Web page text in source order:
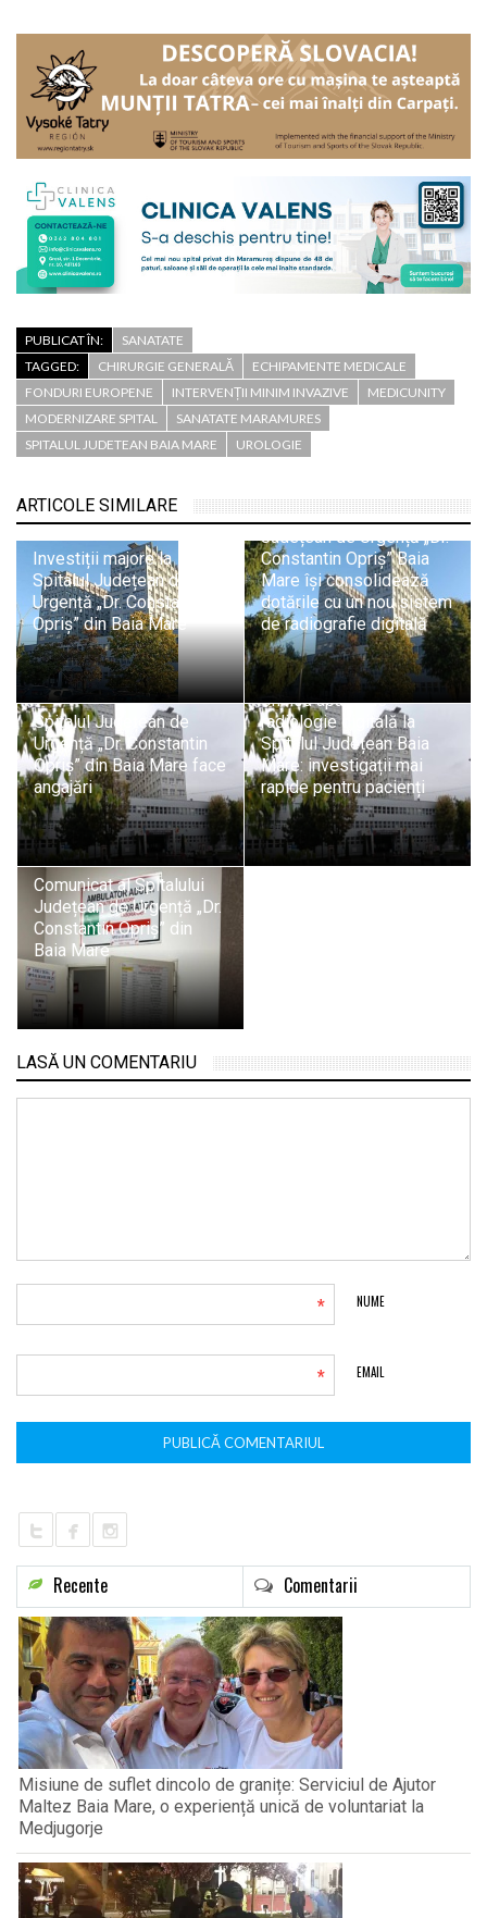
PUBLICAT ÎN:
SANATATE
TAGGED:
CHIRURGIE GENERALĂ
ECHIPAMENTE MEDICALE
FONDURI EUROPENE
INTERVENȚII MINIM INVAZIVE
MEDICUNITY
MODERNIZARE SPITAL
SANATATE MARAMURES
SPITALUL JUDETEAN BAIA MARE
UROLOGIE
ARTICOLE SIMILARE
Investiții majore la
Spitalul Județean de
Urgență „Dr. Constantin
Opriș” din Baia Mare
Spitalul Județean
Județean de Urgență „Dr.
Constantin Opriș” Baia
Mare își consolidează
dotările cu un nou sistem
de radiografie digitală
Spitalul Județean de
Urgență „Dr. Constantin
Opriș” din Baia Mare face
angajări
Un nou aparat de
radiologie digitală la
Spitalul Județean Baia
Mare: investigații mai
rapide pentru pacienți
Comunicat al Spitalului
Județean de Urgență „Dr.
Constantin Opriș” din
Baia Mare
LASĂ UN COMENTARIU
NUME
*
EMAIL
*
Recente Comentarii
Misiune de suflet dincolo de granițe: Serviciul de Ajutor
Maltez Baia Mare, o experiență unică de voluntariat la
Medjugorje